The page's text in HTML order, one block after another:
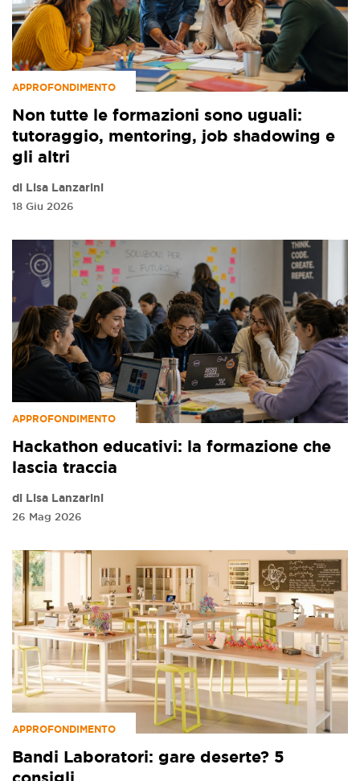
APPROFONDIMENTO
Non tutte le formazioni sono uguali:
tutoraggio, mentoring, job shadowing e
gli altri
di Lisa Lanzarini
18 Giu 2026
APPROFONDIMENTO
Hackathon educativi: la formazione che
lascia traccia
di Lisa Lanzarini
26 Mag 2026
APPROFONDIMENTO
Bandi Laboratori: gare deserte? 5
consigli